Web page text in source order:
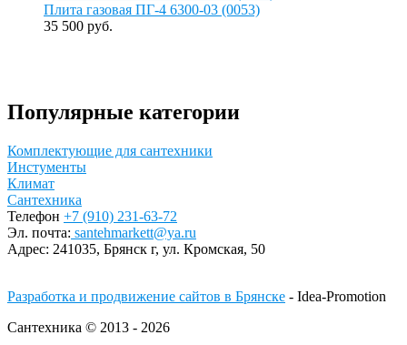
Плита газовая ПГ-4 6300-03 (0053)
35 500 руб.
Популярные категории
Комплектующие для сантехники
Инстументы
Климат
Сантехника
Телефон +7 (910) 231-63-72
Эл. почта: santehmarkett@ya.ru
Адрес: 241035, Брянск г, ул. Кромская, 50
Разработка и продвижение сайтов в Брянске - Idea-Promotion
Сантехника © 2013 - 2026